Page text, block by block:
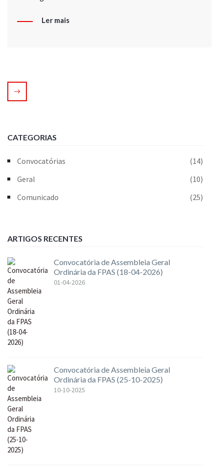
Ler mais
CATEGORIAS
Convocatórias
(14)
Geral
(10)
Comunicado
(25)
ARTIGOS RECENTES
Convocatória de Assembleia Geral
Ordinária da FPAS (18-04-2026)
01-04-2026
Convocatória de Assembleia Geral
Ordinária da FPAS (25-10-2025)
10-10-2025